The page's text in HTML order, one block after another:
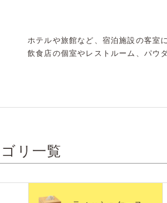
ホテルや旅館など、宿泊施設の客室
飲食店の個室やレストルーム、パウ
リ一覧